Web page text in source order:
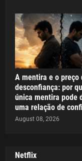
A mentira e o preço
desconfiança: por
única mentira pode
uma relação de
August 08, 2026
Netflix